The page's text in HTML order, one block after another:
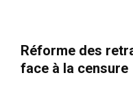
Réforme des
face à la censure